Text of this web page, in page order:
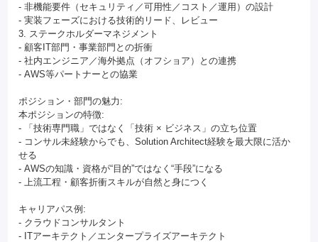
- 非機能要件（セキュリティ／可用性／コスト／運用）の設計
- 実装フェーズにおける技術的リード、レビュー
3. ステークホルダーマネジメント
- 顧客IT部門・事業部門との折衝
- 社内エンジニア／海外拠点（オフショア）との連携
- AWS等パートナーとの協業
ポジション・部門の魅力:
本ポジションの特徴:
- 「技術専門職」ではなく「技術 × ビジネス」の立ち位置
- コンサル未経験からでも、Solution Architect経験を最大限に活か
せる
- AWSの知識・資格が“目的”ではなく“手段”になる
- 上流工程・顧客折衝スキルが自然と身につく
キャリアパス例:
- クラウドコンサルタント
- ITアーキテクト／エンタープライズアーキテクト